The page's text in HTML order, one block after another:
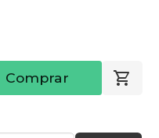
Comprar